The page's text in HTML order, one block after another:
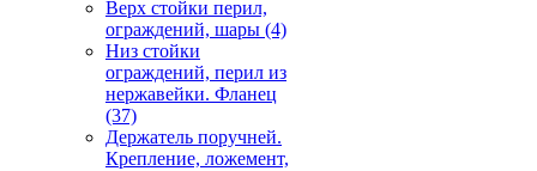
Верх стойки перил,
ограждений, шары (4)
Низ стойки
ограждений, перил из
нержавейки. Фланец
(37)
Держатель поручней.
Крепление, ложемент,